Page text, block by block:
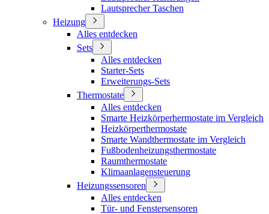
Lautsprecher Taschen
Heizung
Alles entdecken
Sets
Alles entdecken
Starter-Sets
Erweiterungs-Sets
Thermostate
Alles entdecken
Smarte Heizkörperhermostate im Vergleich
Heizkörperthermostate
Smarte Wandthermostate im Vergleich
Fußbodenheizungsthermostate
Raumthermostate
Klimaanlagensteuerung
Heizungssensoren
Alles entdecken
Tür- und Fenstersensoren